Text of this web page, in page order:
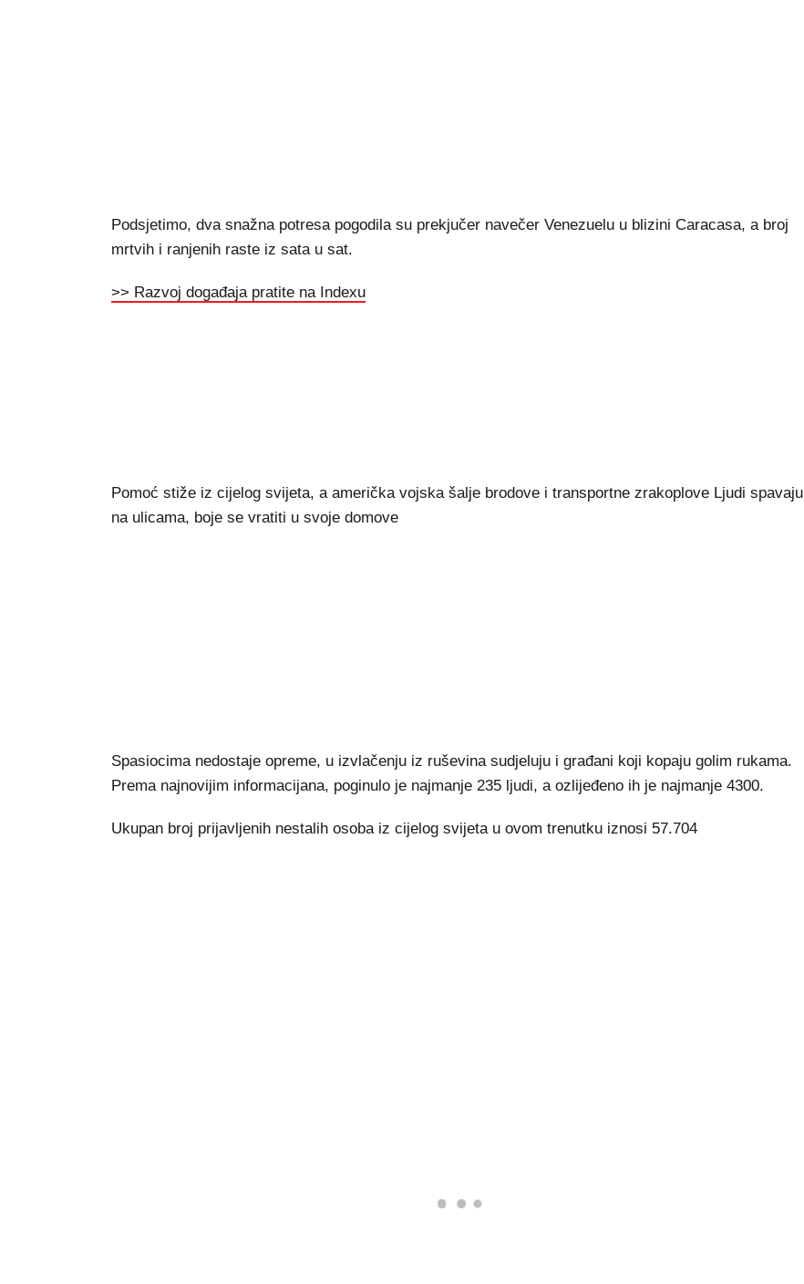
Podsjetimo, dva snažna potresa pogodila su prekjučer navečer Venezuelu u blizini Caracasa, a broj
mrtvih i ranjenih raste iz sata u sat.
>> Razvoj događaja pratite na Indexu
Pomoć stiže iz cijelog svijeta, a američka vojska šalje brodove i transportne zrakoplove Ljudi spavaju
na ulicama, boje se vratiti u svoje domove
Spasiocima nedostaje opreme, u izvlačenju iz ruševina sudjeluju i građani koji kopaju golim rukama.
Prema najnovijim informacijana, poginulo je najmanje 235 ljudi, a ozlijeđeno ih je najmanje 4300.
Ukupan broj prijavljenih nestalih osoba iz cijelog svijeta u ovom trenutku iznosi 57.704